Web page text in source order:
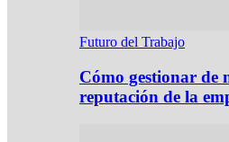
Futuro del Trabajo
Cómo gestionar de
reputación de la